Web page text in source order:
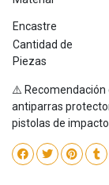
Encastre
Cantidad de
Piezas
⚠️ Recomendación
antiparras
pistolas de